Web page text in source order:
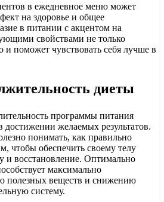
в ежедневное меню может
на здоровье и общее
в питании с акцентом на
свойствами не только
и поможет чувствовать себя лучше в
диеты
программы питания
желаемых результатов.
понимать, как правильно
чтобы обеспечить своему телу
и восстановление. Оптимально
максимально
полезных веществ и снижению
систему.